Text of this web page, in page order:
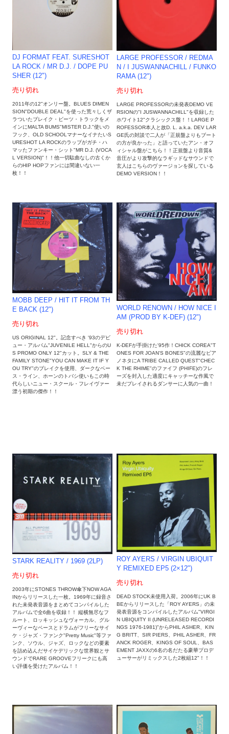
DJ FORMAT FEAT. SURESHOT
LA ROCK / MR D.J. / DOPE PU
SHER (12")
売り切れ
2011年の12"オンリー盤。BLUES DIMEN
SION"DOUBLE DEAL"を使った荒々しくザ
ラついたブレイク・ビーツ・トラックをメ
インにMALTA BUMS"MISTER D.J."使いの
フック、OLD SCHOOLマナーなイナたいS
URESHOT LA ROCKのラップがガチ・ハ
マッたファンキー・シット"MR D.J. (VOCA
L VERSION)"！！他一切駄曲なしの古くか
らのHIP HOPファンには間違いない一
枚！！
LARGE PROFESSOR / REDMA
N / I JUSWANNACHILL / FUNKO
RAMA (12")
売り切れ
LARGE PROFESSORの未発表DEMO VE
RSIONの"I JUSWANNACHILL"を収録した
ホワイト12"クラシックス盤！！LARGE P
ROFESSOR本人と故D. L. a.k.a. DEV LAR
GE氏の対談で二人が「正規盤よりもブート
の方が良かった」と語っていたアン・オフ
ィシャル盤がこちら！！正規盤より音質&
音圧がより攻撃的なラギッドなサウンドで
玄人はこちらのヴァージョンを探している
DEMO VERSION！！
MOBB DEEP ‎/ HIT IT FROM TH
E BACK (12")
売り切れ
US ORIGINAL 12"。記念すべき '93のデビ
ュー・アルバム"JUVENILE HELL"からのU
S PROMO ONLY 12"カット。SLY & THE
FAMILY STONE"YOU CAN MAKE IT IF Y
OU TRY"のブレイクを使用、ダークなベー
ス・ライン、ホーンのトバシ使いもこの時
代らしいニュー・スクール・フレイヴァー
漂う初期の傑作！！
WORLD RENOWN / HOW NICE I
AM (PROD BY K-DEF) (12")
売り切れ
K-DEFが手掛けた'95作！CHICK COREA"T
ONES FOR JOAN'S BONES"の流麗なピア
ノネタにA TRIBE CALLED QUEST"CHEC
K THE RHIME"のファイフ (PHIFE)のフレ
ーズを封入した適度にキャッチーな作風で
未だプレイされるダンサーに人気の一曲！
STARK REALITY / 1969 (2LP)
売り切れ
2003年にSTONES THROW傘下NOW AGA
INからリリースした一枚。1969年に録音さ
れた未発表音源をまとめてコンパイルした
アルバムで全6曲を収録！！ 縦横無尽なフ
ルート、ロッキッシュなヴォーカル、グル
ーヴィーなベースとドラムがフリーなサイ
ケ・ジャズ・ファンク"Pretty Music"等ファ
ンク、ソウル、ジャズ、ロックなどの要素
を詰め込んだサイケデリックな世界観とサ
ウンドでRARE GROOVEフリークにも高
い評価を受けたアルバム！！
ROY AYERS / VIRGIN UBIQUIT
Y REMIXED EP5 (2×12")
売り切れ
DEAD STOCK未使用入荷。2006年にUK B
BEからリリースした「ROY AYERS」の未
発表音源をコンパイルしたアルバム"VIRGI
N UBIQUITY II (UNRELEASED RECORDI
NGS 1976-1981)"からPHIL ASHER、KIN
G BRITT、SIR PIERS、PHIL ASHER、FR
ANCK ROGER、KINGS OF SOUL、BAS
EMENT JAXXの6名の名だたる豪華プロデ
ューサーがリミックスした2枚組12"！！